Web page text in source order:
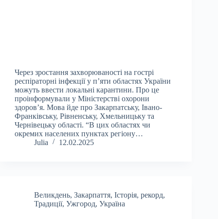
Через зростання захворюваності на гострі
респіраторні інфекції у п’яти областях України
можуть ввести локальні карантини. Про це
проінформували у Міністерстві охорони
здоров’я. Мова йде про Закарпатську, Івано-
Франківську, Рівненську, Хмельницьку та
Чернівецьку області. “В цих областях чи
окремих населених пунктах регіону…
Julia
12.02.2025
Великдень, Закарпаття, Історія, рекорд,
Традиції, Ужгород, Україна